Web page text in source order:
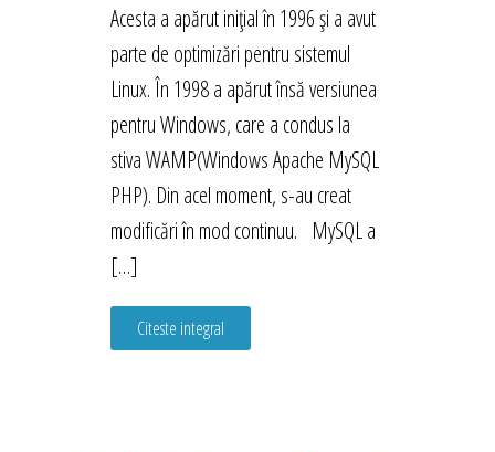
Acesta a apărut inițial în 1996 și a avut
parte de optimizări pentru sistemul
Linux. În 1998 a apărut însă versiunea
pentru Windows, care a condus la
stiva WAMP(Windows Apache MySQL
PHP). Din acel moment, s-au creat
modificări în mod continuu. MySQL a
[…]
Citeste integral